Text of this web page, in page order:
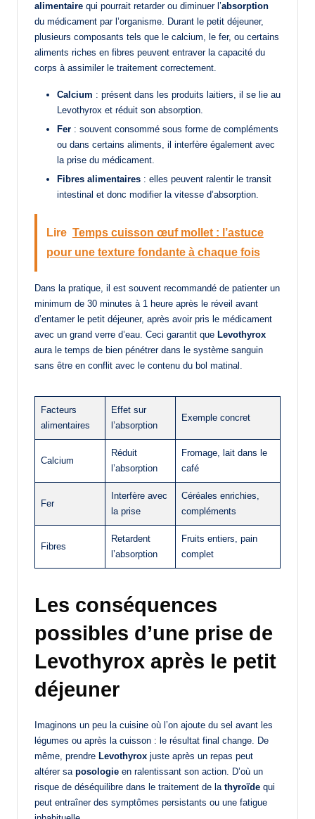
alimentaire qui pourrait retarder ou diminuer l’absorption
du médicament par l’organisme. Durant le petit déjeuner,
plusieurs composants tels que le calcium, le fer, ou certains
aliments riches en fibres peuvent entraver la capacité du
corps à assimiler le traitement correctement.
Calcium : présent dans les produits laitiers, il se lie au
Levothyrox et réduit son absorption.
Fer : souvent consommé sous forme de compléments
ou dans certains aliments, il interfère également avec
la prise du médicament.
Fibres alimentaires : elles peuvent ralentir le transit
intestinal et donc modifier la vitesse d’absorption.
Lire Temps cuisson œuf mollet : l’astuce
pour une texture fondante à chaque fois
Dans la pratique, il est souvent recommandé de patienter un
minimum de 30 minutes à 1 heure après le réveil avant
d’entamer le petit déjeuner, après avoir pris le médicament
avec un grand verre d’eau. Ceci garantit que Levothyrox
aura le temps de bien pénétrer dans le système sanguin
sans être en conflit avec le contenu du bol matinal.
Facteurs
alimentaires
Effet sur
l’absorption
Exemple concret
Calcium
Réduit
l’absorption
Fromage, lait dans le
café
Fer
Interfère avec
la prise
Céréales enrichies,
compléments
Fibres
Retardent
l’absorption
Fruits entiers, pain
complet
Les conséquences
possibles d’une prise de
Levothyrox après le petit
déjeuner
Imaginons un peu la cuisine où l’on ajoute du sel avant les
légumes ou après la cuisson : le résultat final change. De
même, prendre Levothyrox juste après un repas peut
altérer sa posologie en ralentissant son action. D’où un
risque de déséquilibre dans le traitement de la thyroïde qui
peut entraîner des symptômes persistants ou une fatigue